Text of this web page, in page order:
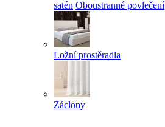
satén Oboustranné povlečení
Ložní prostěradla
Záclony